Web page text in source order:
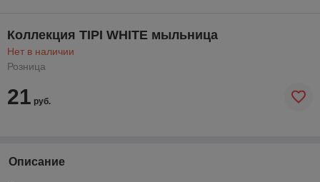
Коллекция TIPI WHITE мыльница
Нет в наличии
Розница
21 руб.
Описание